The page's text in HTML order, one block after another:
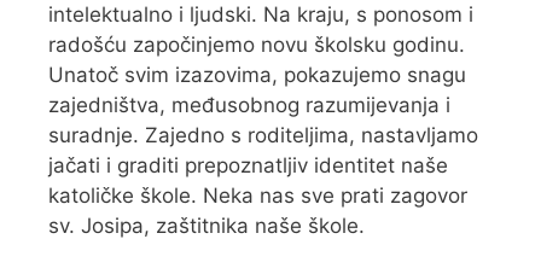
intelektualno i ljudski. Na kraju, s ponosom i
radošću započinjemo novu školsku godinu.
Unatoč svim izazovima, pokazujemo snagu
zajedništva, međusobnog razumijevanja i
suradnje. Zajedno s roditeljima, nastavljamo
jačati i graditi prepoznatljiv identitet naše
katoličke škole. Neka nas sve prati zagovor
sv. Josipa, zaštitnika naše škole.